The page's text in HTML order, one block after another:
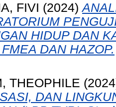
FIVI (2024)
HIDUP DAN
DAN HAZOP.
THEOPHILE
DAN